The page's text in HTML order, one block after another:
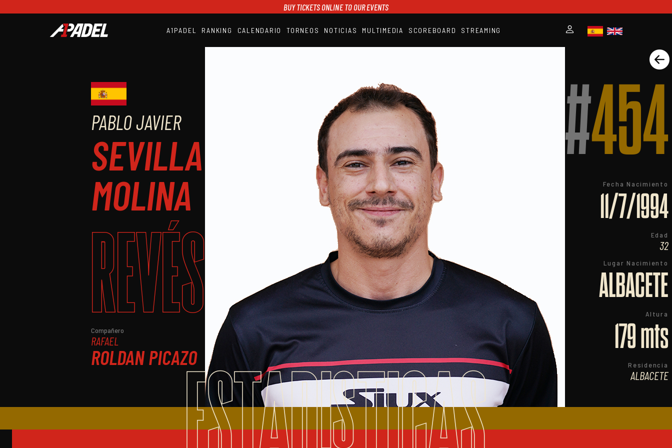
BUY TICKETS ONLINE TO OUR EVENTS
A1PADEL RANKING CALENDARIO TORNEOS NOTICIAS MULTIMEDIA SCOREBOARD STREAMING
MULTIMEDIA
SCOREBOARD
STREAMING
PABLO JAVIER
SEVILLA
MOLINA
REVÉS
Compañero
RAFAEL
ROLDAN PICAZO
#454
Fecha Nacimiento
11/7/1994
Edad
32
Lugar Nacimiento
ALBACETE
Altura
179 mts
Residencia
ALBACETE
ESTADISTICAS